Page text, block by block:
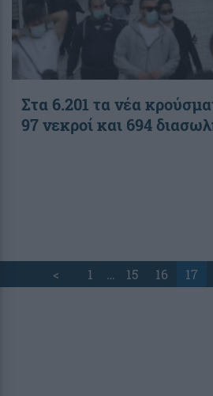
Στα 6.201 τα νέα
97 νεκροί και 694
< 1 … 15 16 17